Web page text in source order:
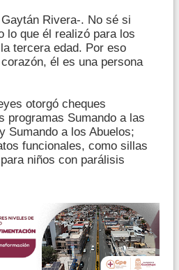
Rivera-. No sé si
lo que él realizó para los
tercera edad. Por eso
él es una persona
otorgó cheques
programas Sumando a las
Sumando a los Abuelos;
funcionales, como sillas
niños con parálisis